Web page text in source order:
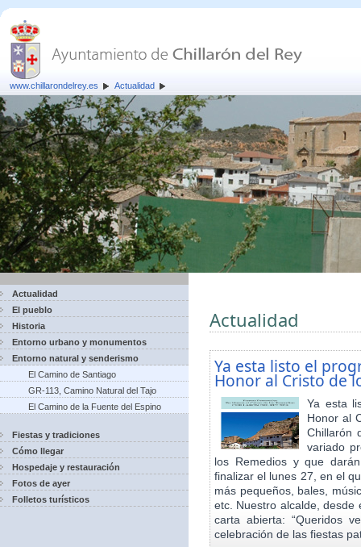
www.chillarondelrey.es Actualidad
Actualidad
El pueblo
Historia
Entorno urbano y monumentos
Entorno natural y senderismo
El Camino de Santiago
GR-113, Camino Natural del Tajo
El Camino de la Fuente del Espino
Fiestas y tradiciones
Cómo llegar
Hospedaje y restauración
Fotos de ayer
Folletos turísticos
Actualidad
Ya esta listo el
Honor al Cristo de
Ya esta
Honor al
Chillarón
variado
los Remedios y que
finalizar el lunes 27, en el
más pequeños, bales,
etc. Nuestro alcalde,
carta abierta: “Queridos
celebración de las fiestas